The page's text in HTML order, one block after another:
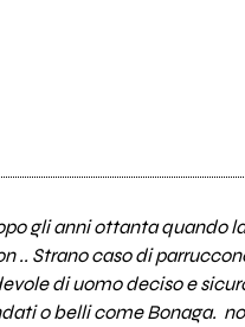
gli anni ottanta quando
.. Strano caso di
di uomo deciso e
o belli come Bonaga.